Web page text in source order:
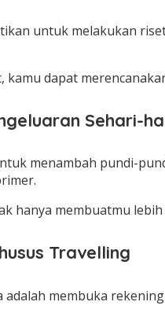
untuk melakukan
kamu dapat
Sehari-
menambah pundi-
hanya membuatmu
Travelling
membuka